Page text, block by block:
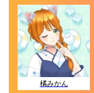
橘みかん